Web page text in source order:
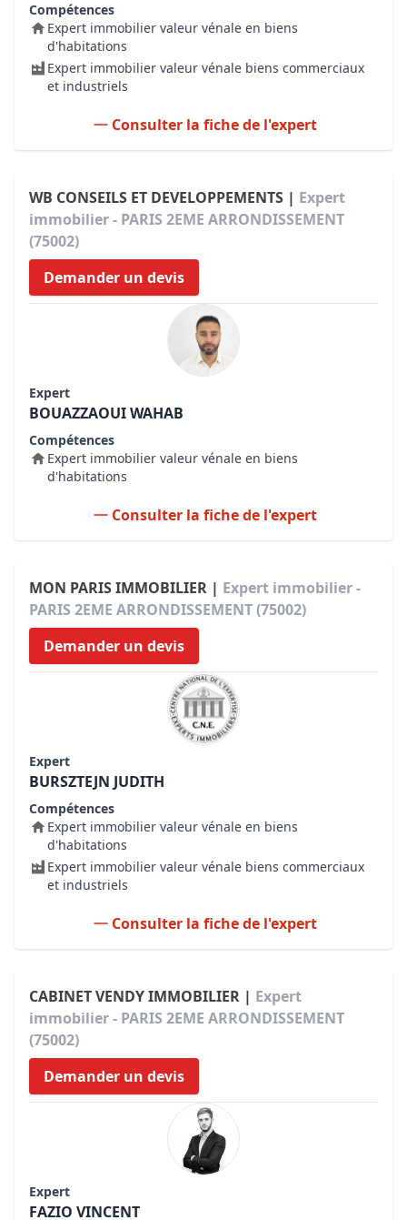
Compétences
Expert immobilier valeur vénale en biens
d'habitations
Expert immobilier valeur vénale biens commerciaux
et industriels
Consulter la fiche de l'expert
WB CONSEILS ET DEVELOPPEMENTS | Expert
immobilier - PARIS 2EME ARRONDISSEMENT
(75002)
Demander un devis
Expert
BOUAZZAOUI WAHAB
Compétences
Expert immobilier valeur vénale en biens
d'habitations
Consulter la fiche de l'expert
MON PARIS IMMOBILIER | Expert immobilier -
PARIS 2EME ARRONDISSEMENT (75002)
Demander un devis
Expert
BURSZTEJN JUDITH
Compétences
Expert immobilier valeur vénale en biens
d'habitations
Expert immobilier valeur vénale biens commerciaux
et industriels
Consulter la fiche de l'expert
CABINET VENDY IMMOBILIER | Expert
immobilier - PARIS 2EME ARRONDISSEMENT
(75002)
Demander un devis
Expert
FAZIO VINCENT